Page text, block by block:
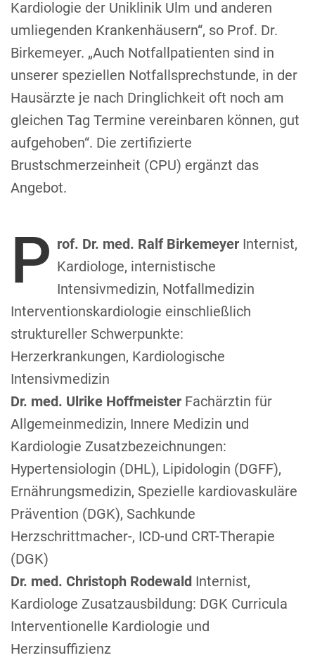
Kardiologie der Uniklinik Ulm und anderen
umliegenden Krankenhäusern“, so Prof. Dr.
Birkemeyer. „Auch Notfallpatienten sind in
unserer speziellen Notfallsprechstunde, in der
Hausärzte je nach Dringlichkeit oft noch am
gleichen Tag Termine vereinbaren können, gut
aufgehoben“. Die zertifizierte
Brustschmerzeinheit (CPU) ergänzt das
Angebot.
P rof. Dr. med. Ralf Birkemeyer Internist,
Kardiologe, internistische
Intensivmedizin, Notfallmedizin
Interventionskardiologie einschließlich
struktureller Schwerpunkte:
Herzerkrankungen, Kardiologische
Intensivmedizin
Dr. med. Ulrike Hoffmeister Fachärztin für
Allgemeinmedizin, Innere Medizin und
Kardiologie Zusatzbezeichnungen:
Hypertensiologin (DHL), Lipidologin (DGFF),
Ernährungsmedizin, Spezielle kardiovaskuläre
Prävention (DGK), Sachkunde
Herzschrittmacher-, ICD-und CRT-Therapie
(DGK)
Dr. med. Christoph Rodewald Internist,
Kardiologe Zusatzausbildung: DGK Curricula
Interventionelle Kardiologie und
Herzinsuffizienz